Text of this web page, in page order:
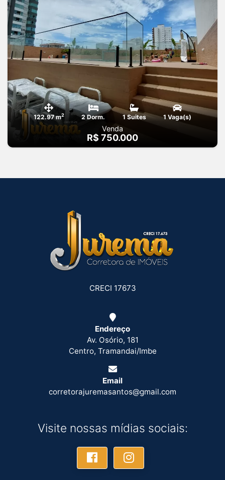
122.97 m2 2 Dorm. 1 Suites 1 Vaga(s)
Venda
R$ 750.000
CRECI 17673
Endereço
Av. Osório, 181
Centro, Tramandai/Imbe
Email
corretorajuremasantos@gmail.com
Visite nossas mídias sociais: